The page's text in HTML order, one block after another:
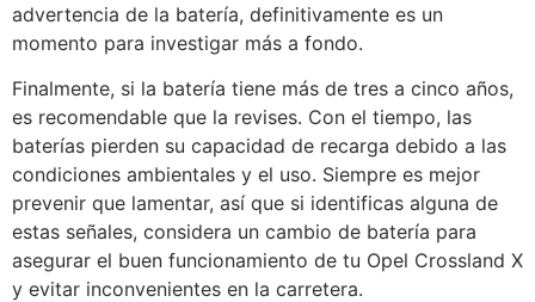
advertencia de la batería, definitivamente es un
momento para investigar más a fondo.
Finalmente, si la batería tiene más de tres a cinco años,
es recomendable que la revises. Con el tiempo, las
baterías pierden su capacidad de recarga debido a las
condiciones ambientales y el uso. Siempre es mejor
prevenir que lamentar, así que si identificas alguna de
estas señales, considera un cambio de batería para
asegurar el buen funcionamiento de tu Opel Crossland X
y evitar inconvenientes en la carretera.